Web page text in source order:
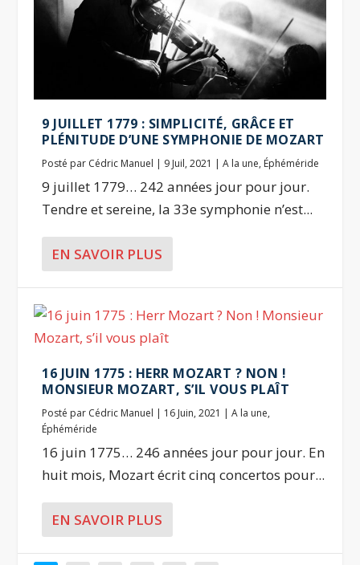
9 JUILLET 1779 : SIMPLICITÉ, GRÂCE ET
PLÉNITUDE D’UNE SYMPHONIE DE MOZART
Posté par Cédric Manuel | 9 Juil, 2021 |A la une, Éphéméride
9 juillet 1779… 242 années jour pour jour.
Tendre et sereine, la 33e symphonie n’est...
EN SAVOIR PLUS
16 JUIN 1775 : HERR MOZART ? NON !
MONSIEUR MOZART, S’IL VOUS PLAÎT
Posté par Cédric Manuel | 16 Juin, 2021 |A la une,
Éphéméride
16 juin 1775… 246 années jour pour jour. En
huit mois, Mozart écrit cinq concertos pour...
EN SAVOIR PLUS